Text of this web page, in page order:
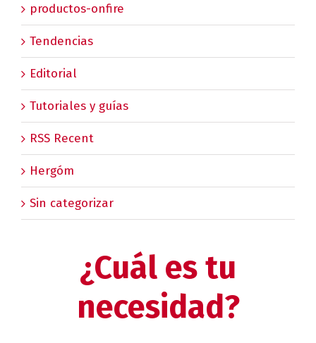
productos-onfire
Tendencias
Editorial
Tutoriales y guías
RSS Recent
Hergóm
Sin categorizar
¿Cuál es tu
necesidad?